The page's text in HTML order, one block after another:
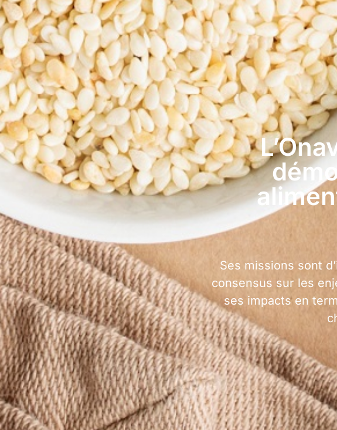
Ses missions sont
consensus sur les
ses impacts en